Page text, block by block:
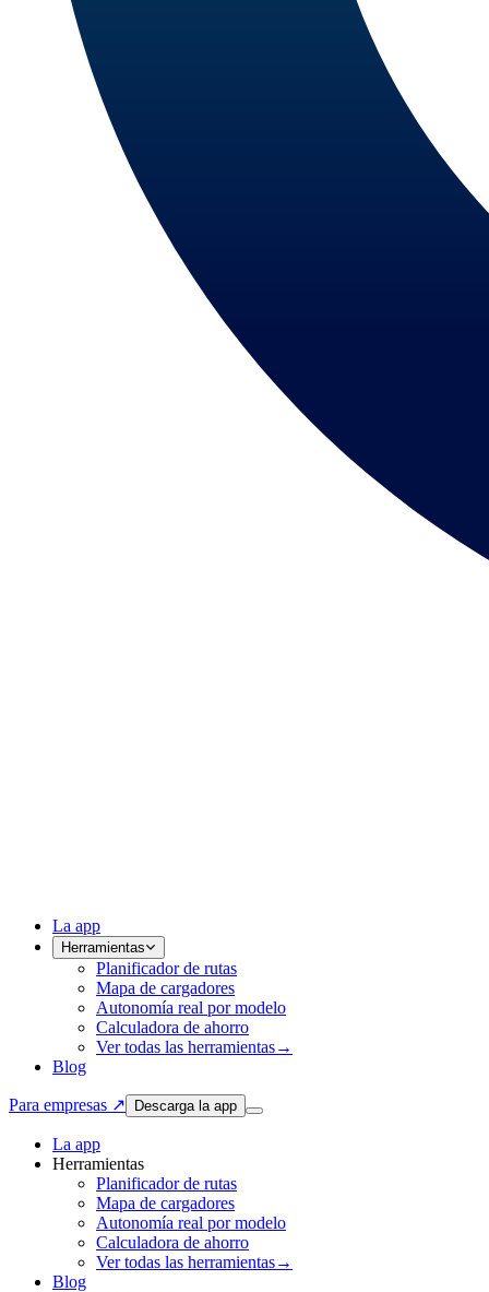
La app
Herramientas
Planificador de rutas
Mapa de cargadores
Autonomía real por modelo
Calculadora de ahorro
Ver todas las herramientas→
Blog
Para empresas ↗ Descarga la app
La app
Herramientas
Planificador de rutas
Mapa de cargadores
Autonomía real por modelo
Calculadora de ahorro
Ver todas las herramientas→
Blog